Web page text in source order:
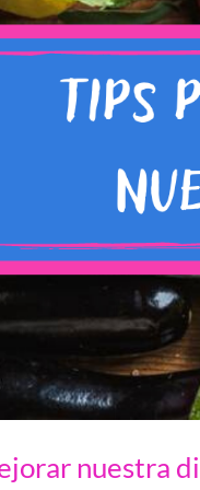
nuestra